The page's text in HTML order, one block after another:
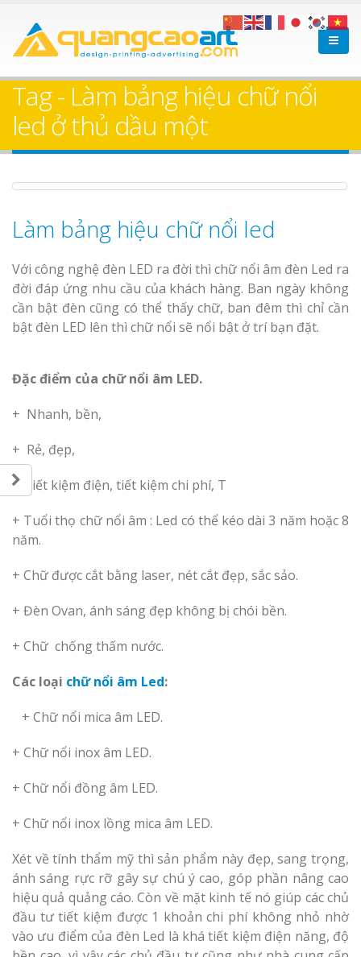
Tag - Làm bảng hiệu chữ nổi
led ở thủ dầu một
Làm bảng hiệu chữ nổi led
Với công nghệ đèn LED ra đời thì chữ nổi âm đèn Led ra
đời đáp ứng nhu cầu của khách hàng. Ban ngày không
cần bật đèn cũng có thể thấy chữ, ban đêm thì chỉ cần
bật đèn LED lên thì chữ nổi sẽ nổi bật ở trí bạn đặt.
Đặc điểm của chữ nổi âm LED.
+ Nhanh, bền,
+ Rẻ, đẹp,
+ Tiết kiệm điện, tiết kiệm chi phí, T
+ Tuổi thọ chữ nổi âm : Led có thể kéo dài 3 năm hoặc 8
năm.
+ Chữ được cắt bằng laser, nét cắt đẹp, sắc sảo.
+ Đèn Ovan, ánh sáng đẹp không bị chói bền.
+ Chữ chống thấm nước.
Các loại chữ nổi âm Led:
+ Chữ nổi mica âm LED.
+ Chữ nổi inox âm LED.
+ Chữ nổi đồng âm LED.
+ Chữ nổi inox lồng mica âm LED.
Xét về tính thẩm mỹ thì sản phẩm này đẹp, sang trọng,
ánh sáng rực rỡ gây sự chú ý cao, góp phần nâng cao
hiệu quả quảng cáo. Còn về mặt kinh tế nó giúp các chủ
đầu tư tiết kiệm được 1 khoản chi phí không nhỏ nhờ
vào ưu điểm của đèn Led là khá tiết kiệm điện năng, độ
Làm bảng hiệu gỗ tại
Bảng gỗ treo cửa
Biên Hòa
Nghệ An
Làm Biển
Thuận An
Thi công
cáo Thuận
tóc Thuận An
Thi công
Làm Biển
Rẻ Tại Vinh Giải Pháp
Quả